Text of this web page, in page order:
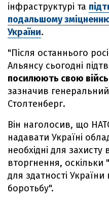
інфраструктурі та
подальшому
України.
"Після останнього
Альянсу сьогодні
посилюють свою
зазначив
Столтенберг.
Він наголосив, що
надавати Україні
необхідні для захисту
вторгнення,
для здатності
боротьбу".